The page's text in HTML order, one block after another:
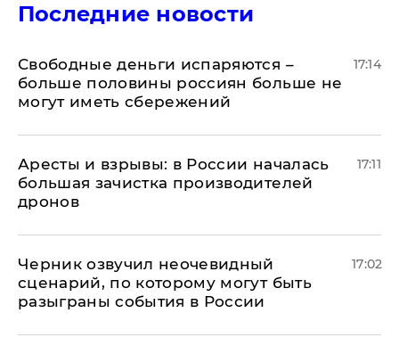
Последние новости
Свободные деньги испаряются –
больше половины россиян больше не
могут иметь сбережений
17:14
Аресты и взрывы: в России началась
большая зачистка производителей
дронов
17:11
Черник озвучил неочевидный
сценарий, по которому могут быть
разыграны события в России
17:02